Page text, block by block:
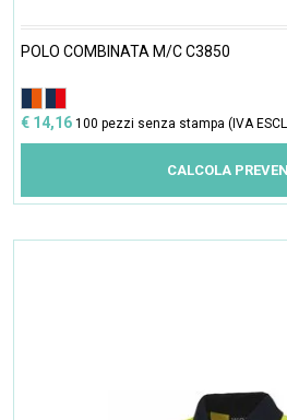
POLO COMBINATA M/C C3850
€ 14,16 100 pezzi senza stampa (IVA
CALCOLA